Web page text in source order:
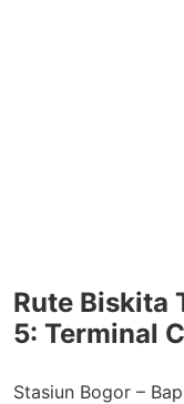
Rute Biskita
5: Terminal
Stasiun Bogor –